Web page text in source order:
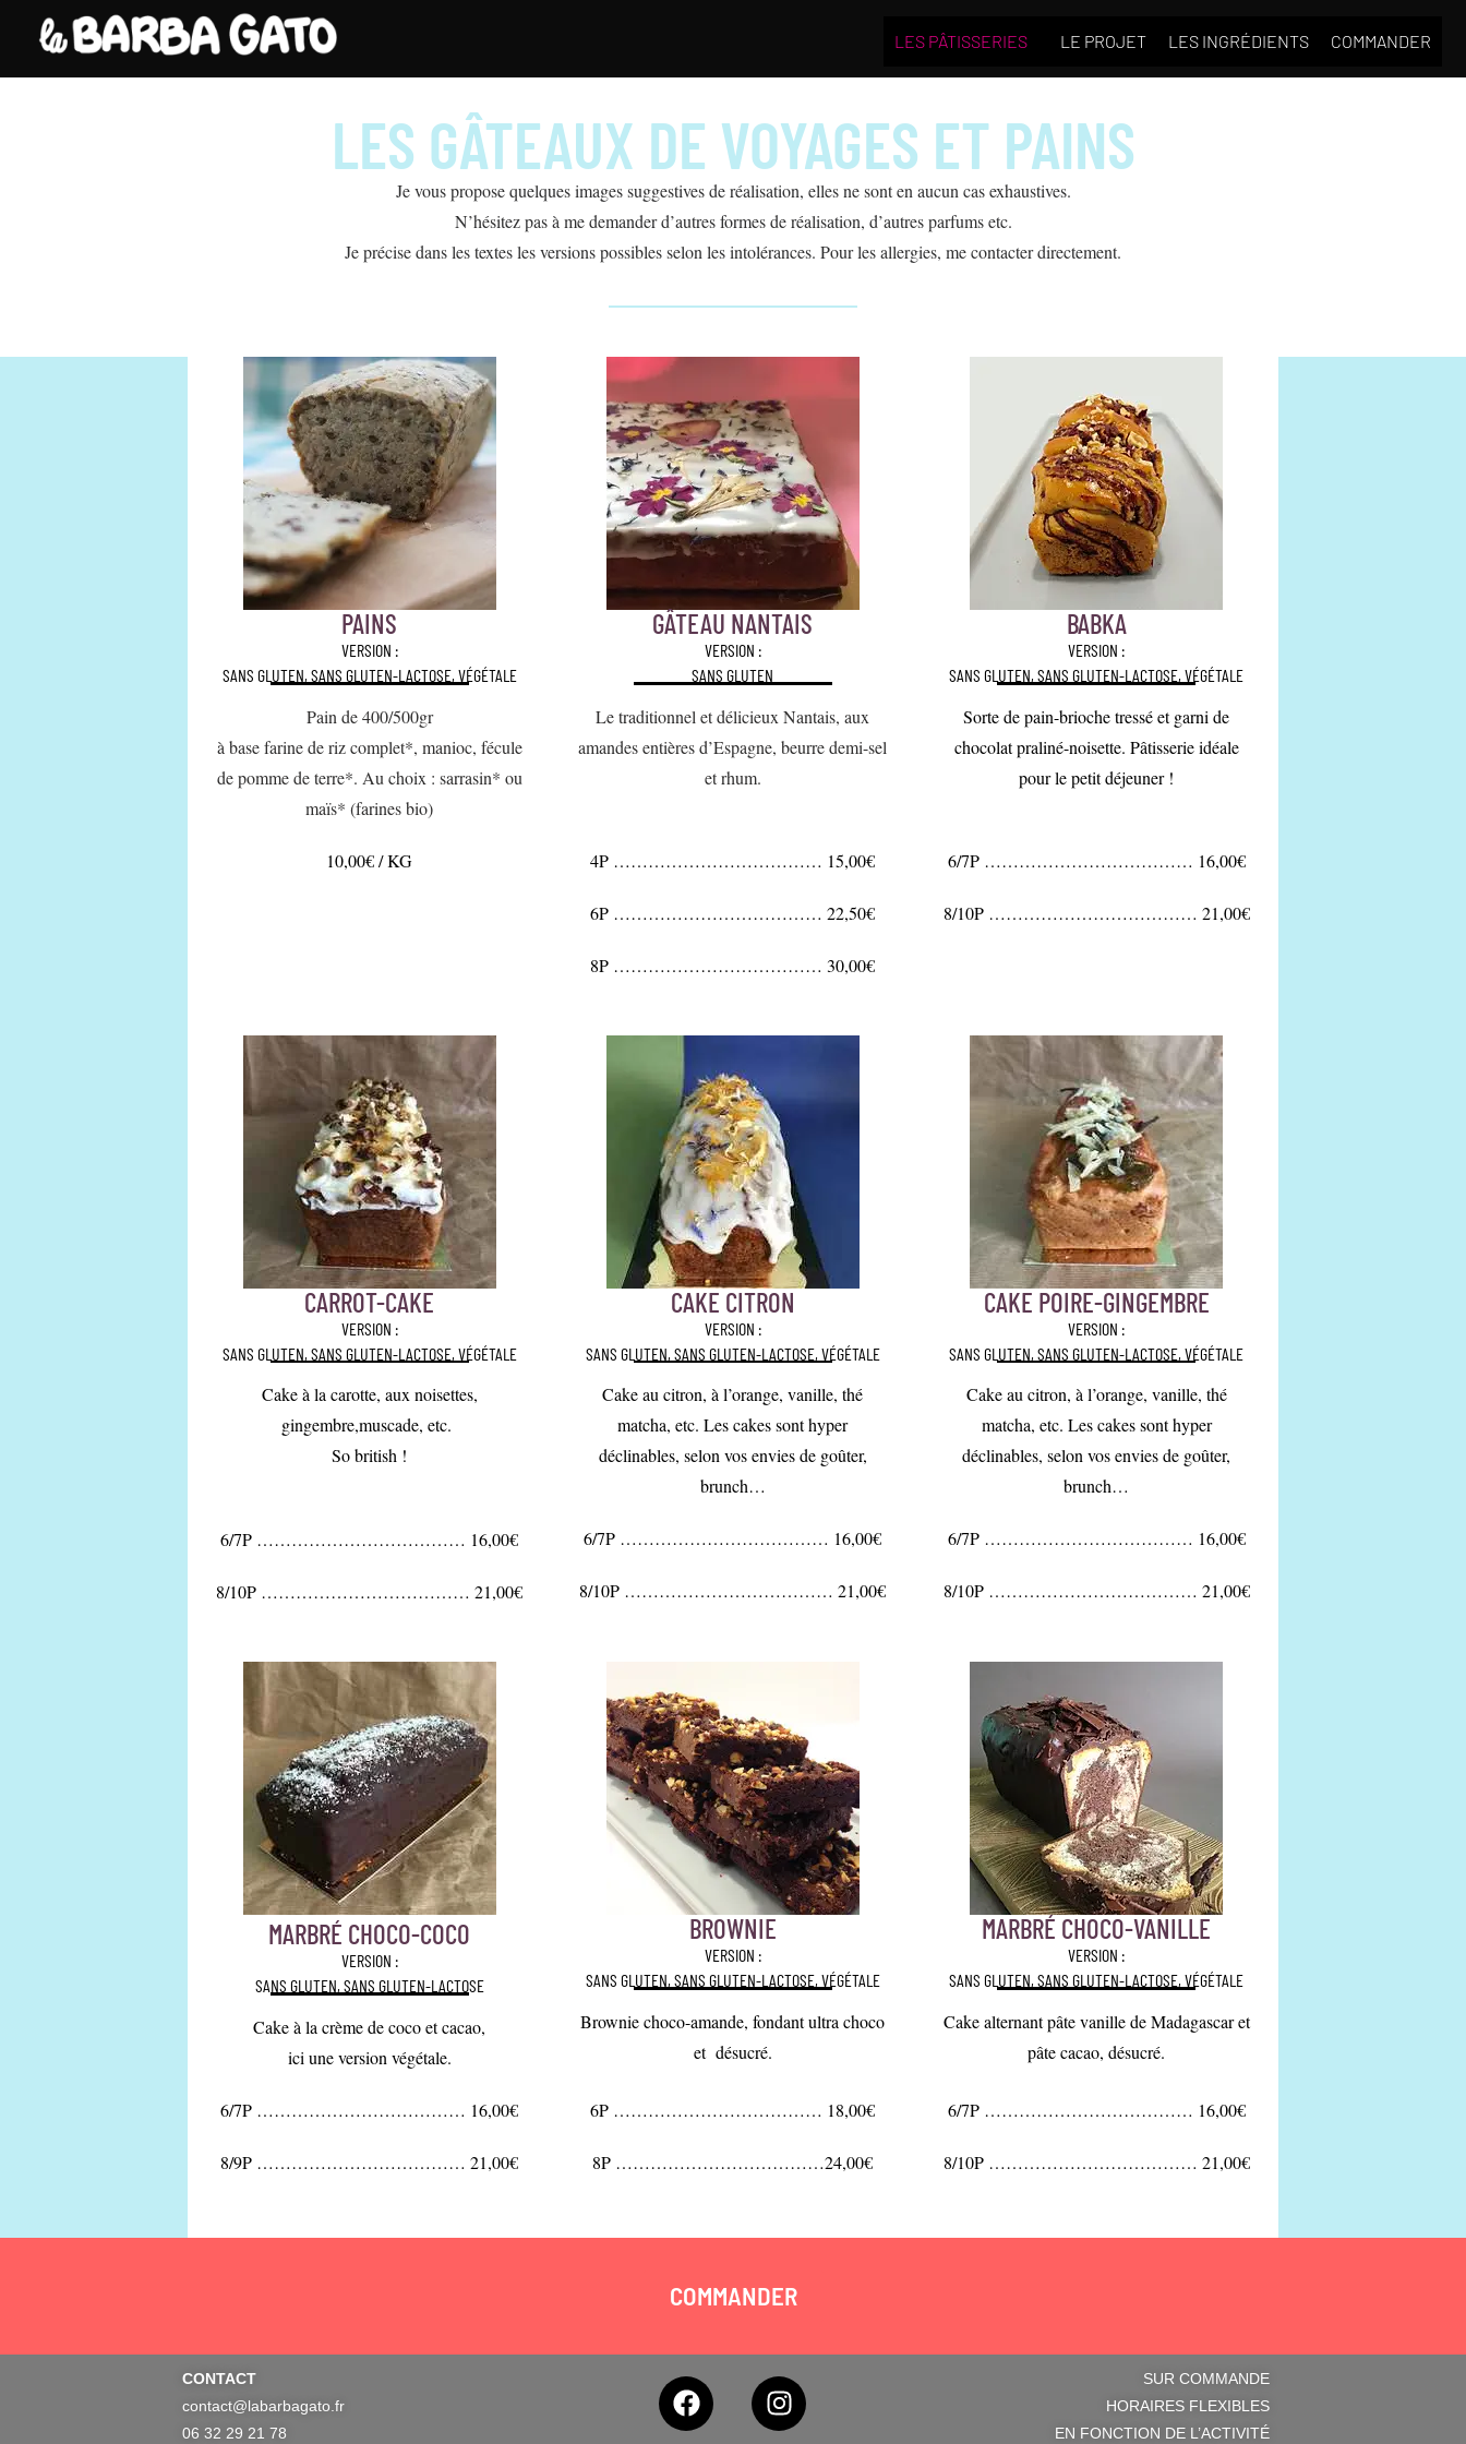
LES PÂTISSERIES LE PROJET LES INGRÉDIENTS COMMANDER
LES GÂTEAUX DE VOYAGES ET PAINS
Je vous propose quelques images suggestives de réalisation, elles ne sont en aucun cas exhaustives.
N’hésitez pas à me demander d’autres formes de réalisation, d’autres parfums etc.
Je précise dans les textes les versions possibles selon les intolérances. Pour les allergies, me contacter directement.
PAINS
VERSION :
SANS GLUTEN, SANS GLUTEN-LACTOSE, VÉGÉTALE
Pain de 400/500gr
à base farine de riz complet*, manioc, fécule
de pomme de terre*. Au choix : sarrasin* ou
maïs* (farines bio)
10,00€ / KG
GÂTEAU NANTAIS
VERSION :
SANS GLUTEN
Le traditionnel et délicieux Nantais, aux
amandes entières d’Espagne, beurre demi-sel
et rhum.
4P ……………………………… 15,00€
6P ……………………………… 22,50€
8P ……………………………… 30,00€
BABKA
VERSION :
SANS GLUTEN, SANS GLUTEN-LACTOSE, VÉGÉTALE
Sorte de pain-brioche tressé et garni de
chocolat praliné-noisette. Pâtisserie idéale
pour le petit déjeuner !
6/7P ……………………………… 16,00€
8/10P ……………………………… 21,00€
CARROT-CAKE
VERSION :
SANS GLUTEN, SANS GLUTEN-LACTOSE, VÉGÉTALE
Cake à la carotte, aux noisettes,
gingembre,muscade, etc.
So british !
6/7P ……………………………… 16,00€
8/10P ……………………………… 21,00€
CAKE CITRON
VERSION :
SANS GLUTEN, SANS GLUTEN-LACTOSE, VÉGÉTALE
Cake au citron, à l’orange, vanille, thé
matcha, etc. Les cakes sont hyper
déclinables, selon vos envies de goûter,
brunch…
6/7P ……………………………… 16,00€
8/10P ……………………………… 21,00€
CAKE POIRE-GINGEMBRE
VERSION :
SANS GLUTEN, SANS GLUTEN-LACTOSE, VÉGÉTALE
Cake au citron, à l’orange, vanille, thé
matcha, etc. Les cakes sont hyper
déclinables, selon vos envies de goûter,
brunch…
6/7P ……………………………… 16,00€
8/10P ……………………………… 21,00€
MARBRÉ CHOCO-COCO
VERSION :
SANS GLUTEN, SANS GLUTEN-LACTOSE
Cake à la crème de coco et cacao,
ici une version végétale.
6/7P ……………………………… 16,00€
8/9P ……………………………… 21,00€
BROWNIE
VERSION :
SANS GLUTEN, SANS GLUTEN-LACTOSE, VÉGÉTALE
Brownie choco-amande, fondant ultra choco
et désucré.
6P ……………………………… 18,00€
8P ………………………………24,00€
MARBRÉ CHOCO-VANILLE
VERSION :
SANS GLUTEN, SANS GLUTEN-LACTOSE, VÉGÉTALE
Cake alternant pâte vanille de Madagascar et
pâte cacao, désucré.
6/7P ……………………………… 16,00€
8/10P ……………………………… 21,00€
COMMANDER
CONTACT
contact@labarbagato.fr
06 32 29 21 78
SUR COMMANDE
HORAIRES FLEXIBLES
EN FONCTION DE L’ACTIVITÉ